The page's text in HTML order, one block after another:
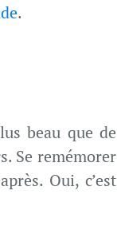
.
beau que de
Se remémorer
Oui, c’est